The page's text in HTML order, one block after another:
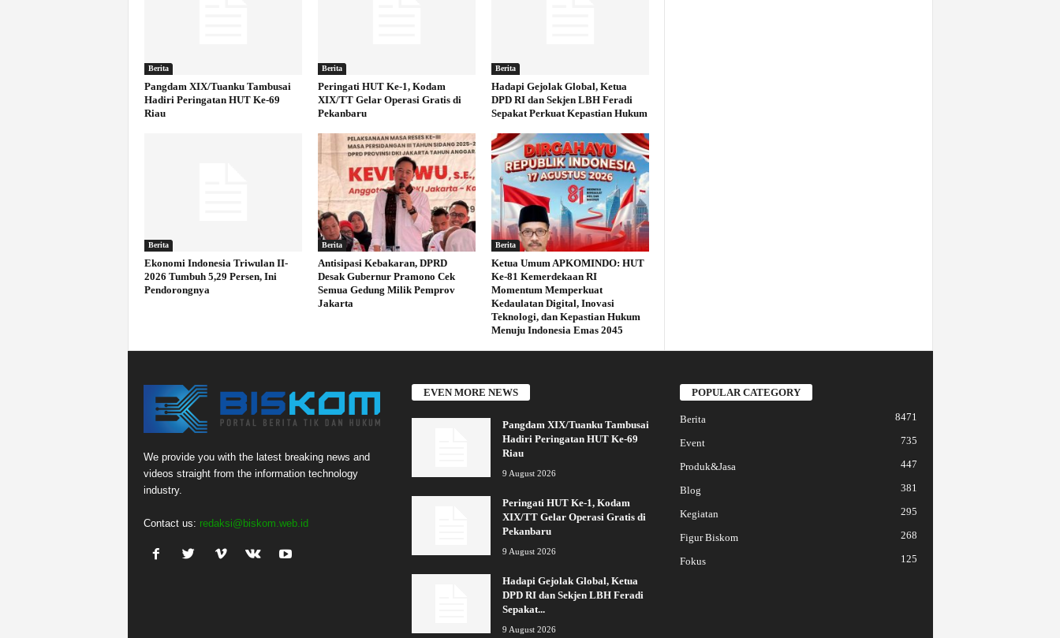
Berita
Pangdam XIX/Tuanku Tambusai
Hadiri Peringatan HUT Ke-69
Riau
Berita
Peringati HUT Ke-1, Kodam
XIX/TT Gelar Operasi Gratis di
Pekanbaru
Berita
Hadapi Gejolak Global, Ketua
DPD RI dan Sekjen LBH Feradi
Sepakat Perkuat Kepastian Hukum
Berita
Ekonomi Indonesia Triwulan II-
2026 Tumbuh 5,29 Persen, Ini
Pendorongnya
Berita
Antisipasi Kebakaran, DPRD
Desak Gubernur Pramono Cek
Semua Gedung Milik Pemprov
Jakarta
Berita
Ketua Umum APKOMINDO: HUT
Ke-81 Kemerdekaan RI
Momentum Memperkuat
Kedaulatan Digital, Inovasi
Teknologi, dan Kepastian Hukum
Menuju Indonesia Emas 2045
We provide you with the latest breaking news and
videos straight from the information technology
industry.
Contact us: redaksi@biskom.web.id
EVEN MORE NEWS
Pangdam XIX/Tuanku Tambusai
Hadiri Peringatan HUT Ke-69
Riau
9 August 2026
Peringati HUT Ke-1, Kodam
XIX/TT Gelar Operasi Gratis di
Pekanbaru
9 August 2026
Hadapi Gejolak Global, Ketua
DPD RI dan Sekjen LBH Feradi
Sepakat...
9 August 2026
POPULAR CATEGORY
Berita 8471
Event 735
Produk&Jasa 447
Blog 381
Kegiatan 295
Figur Biskom 268
Fokus 125